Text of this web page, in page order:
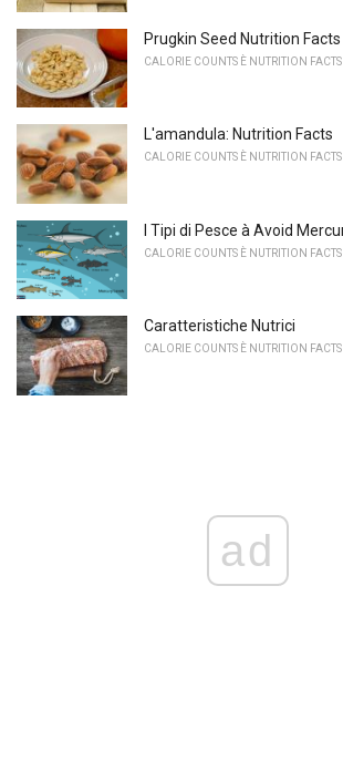
Prugkin Seed Nutrition Facts
CALORIE COUNTS È NUTRITION FACTS
L'amandula: Nutrition Facts
CALORIE COUNTS È NUTRITION FACTS
I Tipi di Pesce à Avoid
CALORIE COUNTS È NUTRITION FACTS
Caratteristiche Nutrici
CALORIE COUNTS È NUTRITION FACTS
ad